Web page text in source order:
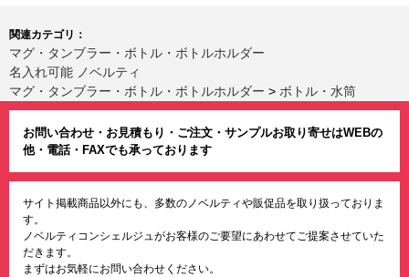
関連カテゴリ：
マグ・タンブラー・ボトル・ボトルホルダー
名入れ可能 ノベルティ
マグ・タンブラー・ボトル・ボトルホルダー > ボトル・水筒
お問い合わせ・お見積もり・ご注文・サンプルお取り寄せはWEBの
他・電話・FAXでも承っております
サイト掲載商品以外にも、多数のノベルティや販促品を取り扱っておりま
す。
ノベルティコンシェルジュがお客様のご要望にあわせてご提案させていた
だきます。
まずはお気軽にお問い合わせください。